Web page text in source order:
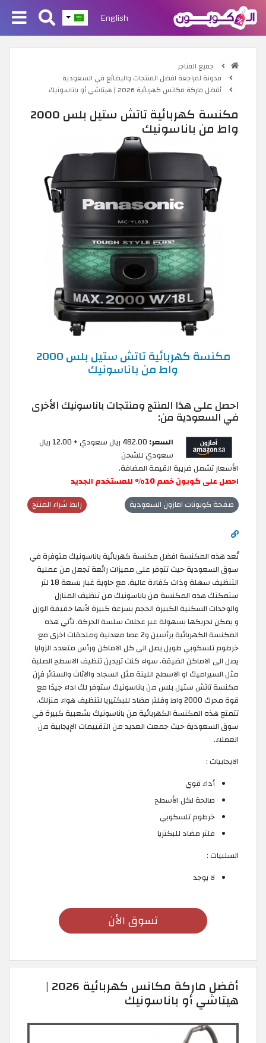
English
جميع المتاجر
مدونة لمراجعة افضل المنتجات والبضائع في السعودية
أفضل ماركة مكانس كهربائية 2026 | هيتاشي أو باناسونيك
مكنسة كهربائية تاتش ستيل بلس 2000
واط من باناسونيك
مكنسة كهربائية تاتش ستيل بلس 2000
واط من باناسونيك
احصل على هذا المنتج ومنتجات باناسونيك الأخرى
في السعودية من:
السعر:
482.00 ريال سعودي + 12.00 ريال
سعودي للشحن
الأسعار تشمل ضريبة القيمة المضافة.
احصل على كوبون خصم 10٪ للمستخدم الجديد
رابط شراء المنتج صفحة كوبونات امازون السعودية
تُعد هذه المكنسة افضل مكنسة كهربائية باناسونيك متوفرة في
سوق السعودية حيث تتوفر على مميزات رائعة تجعل من عملية
التنظيف سهلة وذات كفاءة عالية. مع حاوية غبار بسعة 18 لتر
ستمكنك هذه المكنسة من باناسونيك من تنظيف المنازل
والوحدات السكنية الكبيرة الحجم بسرعة كبيرة لأنها خفيفة الوزن
و يمكن تحريكها بسهولة عبر عجلات سلسة الحركة. تأتي هذه
المكنسة الكهربائية برأسين و2 عصا معدنية وملحقات اخرى مع
خرطوم تلسكوبي طويل يصل الى كل الاماكن ورأس متعدد الزوايا
يصل الى الاماكن الضيقة. سواء كنت تريدين تنظيف الاسطح الصلبة
مثل السيراميك او الاسطح اللينة مثل السجاد والاثاث والستائر فإن
مكنسة تاتش ستيل بلس من باناسونيك ستوفر لك اداء جيدًا مع
قوة محرك 2000 واط وفلتر مضاد للبكتيريا لتنظيف هواء منزلك.
تتمتع هذه المكنسة الكهربائية من باناسونيك بشعبية كبيرة في
سوق السعودية حيث جمعت العديد من التقييمات الإيجابية من
العملاء.
الايجابيات :
أداء قوي
صالحة لكل الأسطح
خرطوم تلسكوبي
فلتر مضاد للبكتريا
السلبيات :
لا يوجد
تسوق الأن
أفضل ماركة مكانس كهربائية 2026 |
هيتاشي أو باناسونيك